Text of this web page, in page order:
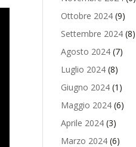
Ottobre 2024(9)
Settembre 2024(8)
Agosto 2024(7)
Luglio 2024(8)
Giugno 2024(1)
Maggio 2024(6)
Aprile 2024(3)
Marzo 2024(6)